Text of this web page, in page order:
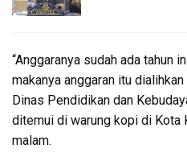
“Anggaranya sudah ada tahun
makanya anggaran itu
Dinas Pendidikan dan
ditemui di warung kopi di
malam.